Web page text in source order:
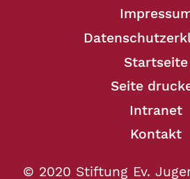
Startseite
Seite
Intranet
Kontakt
© 2020 Stiftung Ev.